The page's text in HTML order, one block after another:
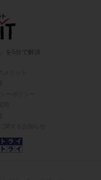
を5分で解決